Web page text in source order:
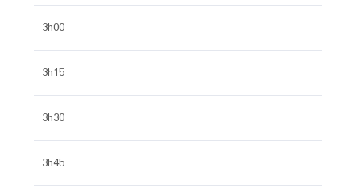
3h00
3h15
3h30
3h45